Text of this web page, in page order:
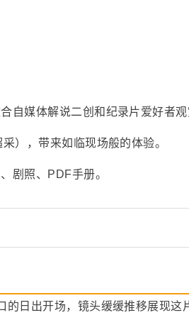
自媒体解说二创和纪录片爱好者观
），带来如临现场般的体验。
剧照、PDF手册。
的日出开场，镜头缓缓推移展现这